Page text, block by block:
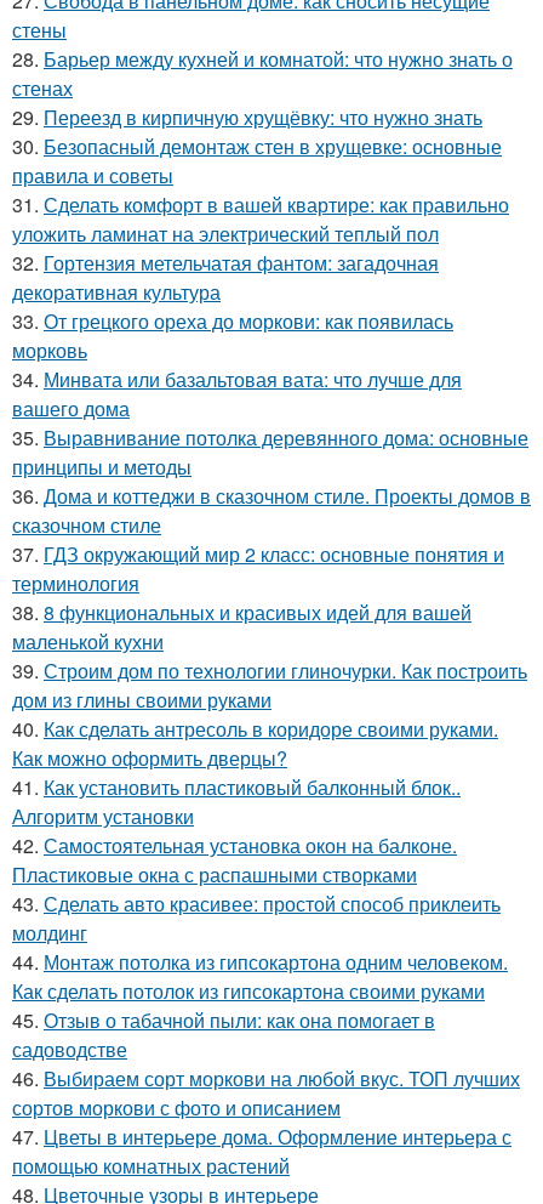
стены
28. Барьер между кухней и комнатой: что нужно знать о
стенах
29. Переезд в кирпичную хрущёвку: что нужно знать
30. Безопасный демонтаж стен в хрущевке: основные
правила и советы
31. Сделать комфорт в вашей квартире: как правильно
уложить ламинат на электрический теплый пол
32. Гортензия метельчатая фантом: загадочная
декоративная культура
33. От грецкого ореха до моркови: как появилась
морковь
34. Минвата или базальтовая вата: что лучше для
вашего дома
35. Выравнивание потолка деревянного дома: основные
принципы и методы
36. Дома и коттеджи в сказочном стиле. Проекты домов в
сказочном стиле
37. ГДЗ окружающий мир 2 класс: основные понятия и
терминология
38. 8 функциональных и красивых идей для вашей
маленькой кухни
39. Строим дом по технологии глиночурки. Как построить
дом из глины своими руками
40. Как сделать антресоль в коридоре своими руками.
Как можно оформить дверцы?
41. Как установить пластиковый балконный блок..
Алгоритм установки
42. Самостоятельная установка окон на балконе.
Пластиковые окна с распашными створками
43. Сделать авто красивее: простой способ приклеить
молдинг
44. Монтаж потолка из гипсокартона одним человеком.
Как сделать потолок из гипсокартона своими руками
45. Отзыв о табачной пыли: как она помогает в
садоводстве
46. Выбираем сорт моркови на любой вкус. ТОП лучших
сортов моркови с фото и описанием
47. Цветы в интерьере дома. Оформление интерьера с
помощью комнатных растений
48. Цветочные узоры в интерьере